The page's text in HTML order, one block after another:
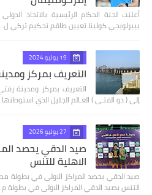
أعلنت لجنة الحكام الرئيسية بالاتحاد
بييرلويجي كولينا تعيين طاقم تحكيم تركي
19 يوليو 2024
التعريف بمركز
التعريف بمركز ومدينة
إلى ( ذو الفتـى ) العـالم الجليل الذي
27 يوليو 2026
صيد الدقي يحصد
الاهلية للتنس
صيد الدقي يحصد المراكز الاولى في بطولة
التنس بصيد الدقي المراكز الاولى في بطولة